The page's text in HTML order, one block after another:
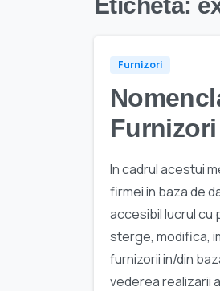
Furnizori
Furnizori
In cadrul acestui
firmei in baza de
accesibil lucrul cu
sterge, modifica,
furnizorii in/din
vederea realizarii